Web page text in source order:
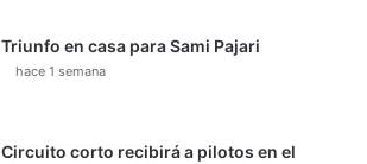
Triunfo en casa para Sami Pajari
hace 1 semana
Circuito corto recibirá a pilotos en el